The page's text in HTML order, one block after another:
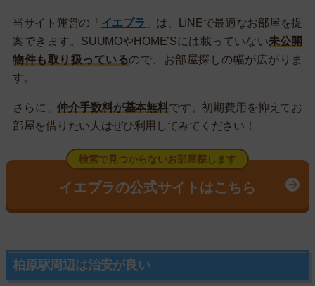
当サイト運営の「 イエプラ 」は、LINEで最適なお部屋を提
案できます。SUUMOやHOME’Sには載っていない未公開
物件も取り扱っているので、お部屋探しの幅が広がりま
す。
さらに、仲介手数料が基本無料です。初期費用を抑えてお
部屋を借りたい人はぜひ利用してみてください！
検索で見つからないお部屋探します
イエプラの公式サイトはこちら
柏原駅周辺は治安が良い